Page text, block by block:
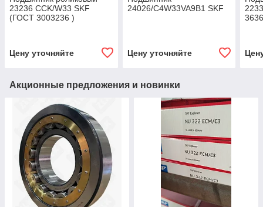
23236 CCK/W33 SKF
(ГОСТ 3003236 )
Цену уточняйте
24026/C4W33VA9B1 SKF
Цену уточняйте
Акционные предложения и новинки